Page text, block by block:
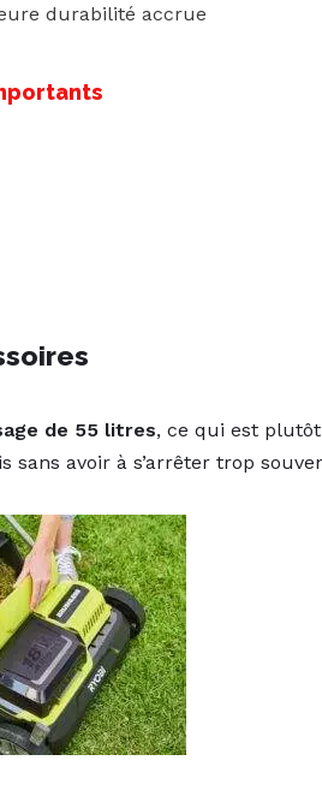
durabilité accrue
de 55 litres, ce qui est
avoir à s’arrêter trop